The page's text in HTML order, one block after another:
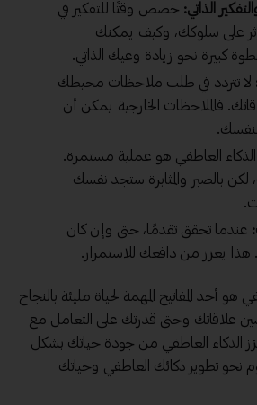
الذاتي: خصص وقتًا للتفكير في
على سلوكك، وكيف يمكنك
كبيرة نحو زيادة وعيك الذاتي.
لا تتردد في طلب ملاحظات محيطك
فالملاحظات الخارجية يمكن أن
الذكاء العاطفي هو عملية مستمرة.
لكن بالصبر والمثابرة ستجد نفسك
عندما تحقق تقدمًا، حتى وإن كان
هذا يعزز من دافعك للاستمرار.
هو أحد المفاتيح المهمة لحياة مليئة بالنجاح
علاقاتك وحتى قدرتك على التعامل مع
الذكاء العاطفي من جودة حياتك بشكل
نحو تطوير ذكائك العاطفي وحياتك